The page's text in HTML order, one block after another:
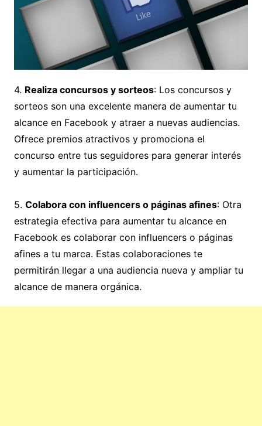
4. Realiza concursos y sorteos: Los concursos y
sorteos son una excelente manera de aumentar tu
alcance en Facebook y atraer a nuevas audiencias.
Ofrece premios atractivos y promociona el
concurso entre tus seguidores para generar interés
y aumentar la participación.
5. Colabora con influencers o páginas afines: Otra
estrategia efectiva para aumentar tu alcance en
Facebook es colaborar con influencers o páginas
afines a tu marca. Estas colaboraciones te
permitirán llegar a una audiencia nueva y ampliar tu
alcance de manera orgánica.